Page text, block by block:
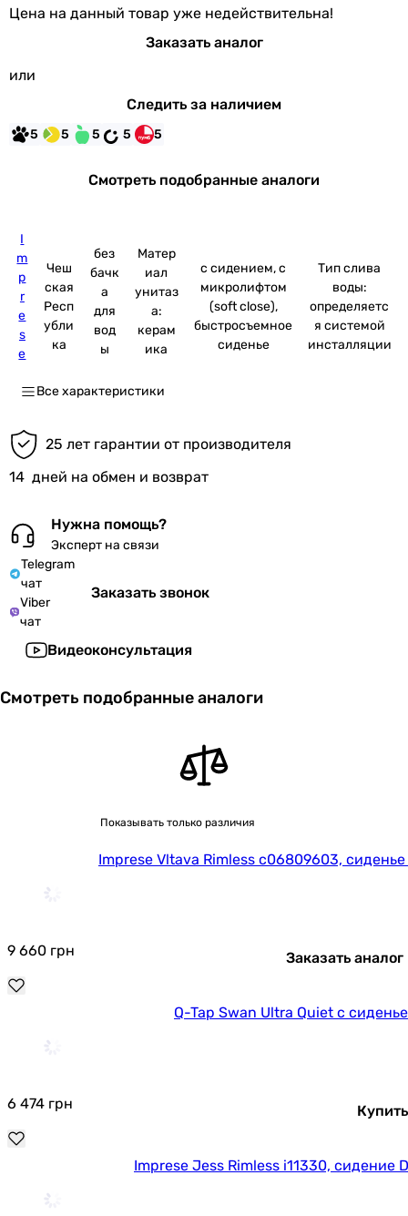
Цена на данный товар уже недействительна!
Заказать аналог
или
Следить за наличием
5 5 5 5 5
Смотреть подобранные аналоги
I
m
p
r
e
s
e
Чеш
ская
Респ
убли
ка
без
бачк
а
для
вод
ы
Матер
иал
унитаз
а:
керам
ика
с сидением, с
микролифтом
(soft close),
быстросъемное
сиденье
Тип слива
воды:
определяетс
я системой
инсталляции
Все характеристики
25 лет гарантии от производителя
14 дней на обмен и возврат
Нужна помощь?
Эксперт на связи
Telegram
чат
Viber
чат
Заказать звонок
Видеоконсультация
Смотреть подобранные аналоги
Показывать только различия
Imprese Vltava Rimless c06809603,
9 660 грн Заказать аналог
Q-Tap Swan Ultra Quiet с
6 474 грн Купить
Imprese Jess Rimless i11330, сидение